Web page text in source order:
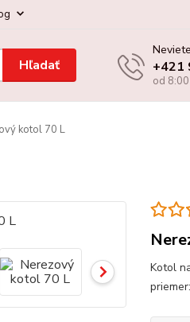
Hľadať +421
od
kotol 70 L
Kotol